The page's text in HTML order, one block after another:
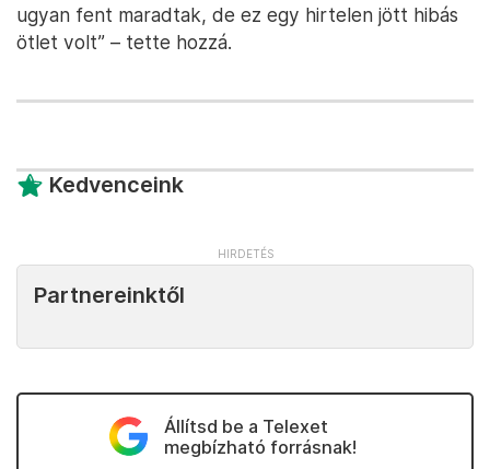
ugyan fent maradtak, de ez egy hirtelen jött hibás
ötlet volt” – tette hozzá.
Kedvenceink
Partnereinktől
Állítsd be a Telexet
megbízható forrásnak!